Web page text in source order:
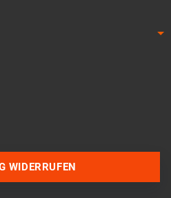
Über WhatsApp schreiben
Über Telegram schreiben
WIDERRUFEN